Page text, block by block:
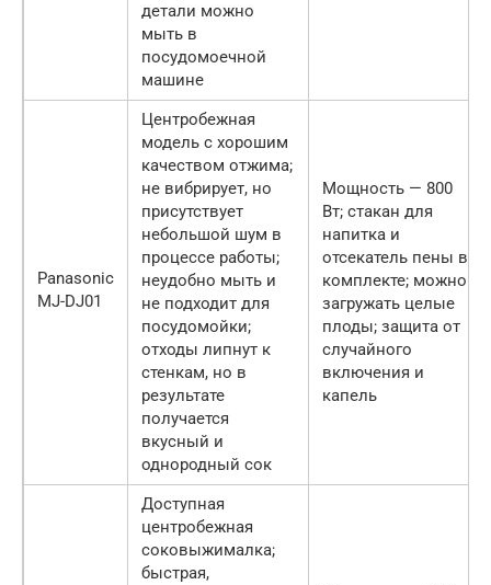
детали можно
мыть в
посудомоечной
машине
Panasonic
MJ-DJ01
Центробежная
модель с хорошим
качеством отжима;
не вибрирует, но
присутствует
небольшой шум в
процессе работы;
неудобно мыть и
не подходит для
посудомойки;
отходы липнут к
стенкам, но в
результате
получается
вкусный и
однородный сок
Мощность — 800
Вт; стакан для
напитка и
отсекатель пены в
комплекте; можно
загружать целые
плоды; защита от
случайного
включения и
капель
Доступная
центробежная
соковыжималка;
быстрая,